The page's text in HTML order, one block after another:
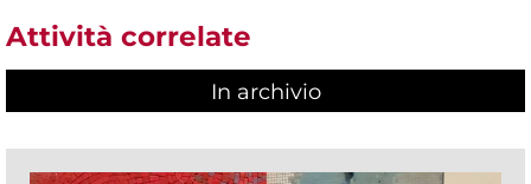
Attività correlate
In archivio